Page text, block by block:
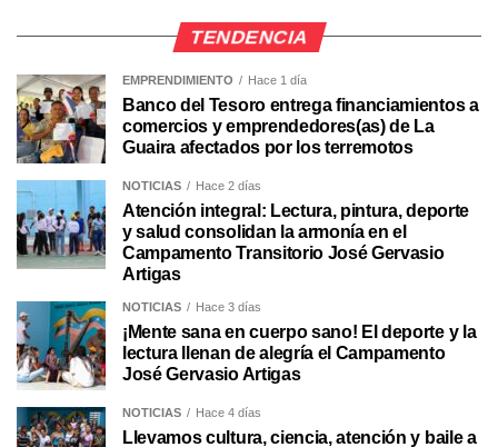
TENDENCIA
EMPRENDIMIENTO Hace 1 día
Banco del Tesoro entrega financiamientos a
comercios y emprendedores(as) de La
Guaira afectados por los terremotos
NOTICIAS Hace 2 días
Atención integral: Lectura, pintura, deporte
y salud consolidan la armonía en el
Campamento Transitorio José Gervasio
Artigas
NOTICIAS Hace 3 días
¡Mente sana en cuerpo sano! El deporte y la
lectura llenan de alegría el Campamento
José Gervasio Artigas
NOTICIAS Hace 4 días
Llevamos cultura, ciencia, atención y baile a